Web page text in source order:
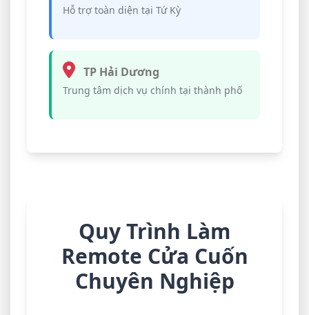
Hỗ trợ toàn diện tại Tứ Kỳ
TP Hải Dương
Trung tâm dịch vụ chính tại thành phố
Quy Trình Làm
Remote Cửa Cuốn
Chuyên Nghiệp